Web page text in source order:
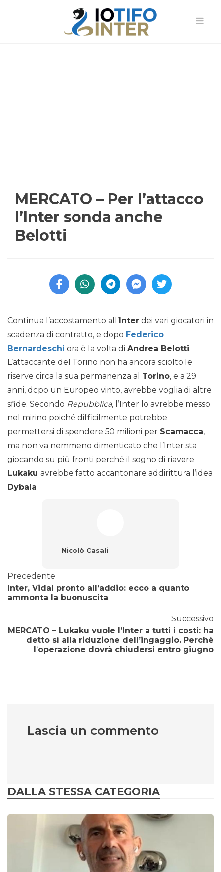
MERCATO – Per l’attacco
l’Inter sonda anche
Belotti
Continua l’accostamento all’Inter dei vari giocatori in
scadenza di contratto, e dopo Federico
Bernardeschi ora è la volta di Andrea Belotti.
L’attaccante del Torino non ha ancora sciolto le
riserve circa la sua permanenza al Torino, e a 29
anni, dopo un Europeo vinto, avrebbe voglia di altre
sfide. Secondo Repubblica, l’Inter lo avrebbe messo
nel mirino poiché difficilmente potrebbe
permettersi di spendere 50 milioni per Scamacca,
ma non va nemmeno dimenticato che l’Inter sta
giocando su più fronti perché il sogno di riavere
Lukaku avrebbe fatto accantonare addirittura l’idea
Dybala.
Nicolò Casali
Precedente
Inter, Vidal pronto all’addio: ecco a quanto
ammonta la buonuscita
Successivo
MERCATO – Lukaku vuole l’Inter a tutti i costi: ha
detto sì alla riduzione dell’ingaggio. Perchè
l’operazione dovrà chiudersi entro giugno
Lascia un commento
DALLA STESSA CATEGORIA